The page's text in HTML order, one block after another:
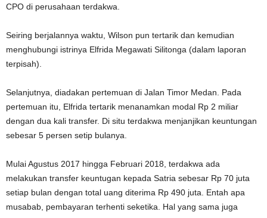
CPO di perusahaan terdakwa.
Seiring berjalannya waktu, Wilson pun tertarik dan kemudian
menghubungi istrinya Elfrida Megawati Silitonga (dalam laporan
terpisah).
Selanjutnya, diadakan pertemuan di Jalan Timor Medan. Pada
pertemuan itu, Elfrida tertarik menanamkan modal Rp 2 miliar
dengan dua kali transfer. Di situ terdakwa menjanjikan keuntungan
sebesar 5 persen setip bulanya.
Mulai Agustus 2017 hingga Februari 2018, terdakwa ada
melakukan transfer keuntugan kepada Satria sebesar Rp 70 juta
setiap bulan dengan total uang diterima Rp 490 juta. Entah apa
musabab, pembayaran terhenti seketika. Hal yang sama juga